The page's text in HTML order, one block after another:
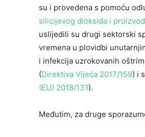
su i provedena s pomoću
silicijevog dioksida i
uslijedili su drugi sektorski
vremena u plovidbi
i infekcija uzrokovanih
(Direktiva Vijeća 2017/159) i
(EU) 2018/131).
Međutim, za druge